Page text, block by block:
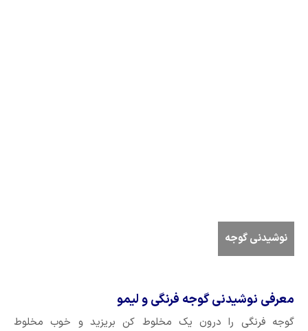
نوشیدنی گوجه
معرفی نوشیدنی گوجه فرنگی و لیمو
گوجه فرنگی را درون یک مخلوط کن بریزید و خوب مخلوط